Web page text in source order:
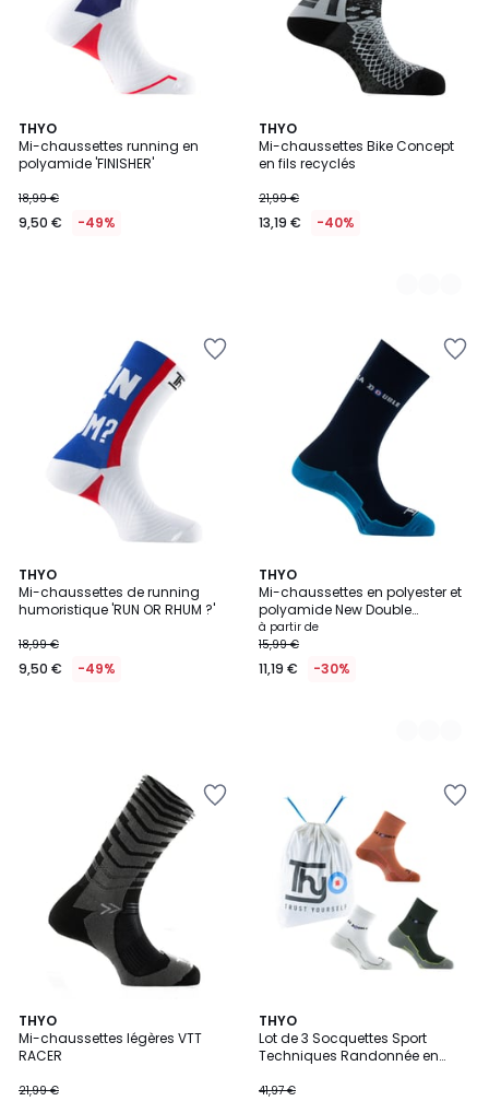
THYO
Mi-chaussettes running en
polyamide 'FINISHER'
18,99 €
9,50 € -49%
THYO
Mi-chaussettes Bike Concept
en fils recyclés
21,99 €
13,19 € -40%
3
Couleurs
THYO
Mi-chaussettes de running
humoristique 'RUN OR RHUM ?'
18,99 €
9,50 € -49%
THYO
Mi-chaussettes en polyester et
polyamide New Double
Authentic
à partir de
15,99 €
11,19 € -30%
5
Couleurs
THYO
Mi-chaussettes légères VTT
RACER
21,99 €
THYO
Lot de 3 Socquettes Sport
Techniques Randonnée en
Double Club livrée dans un sac.
41,97 €